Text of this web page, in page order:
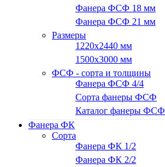
Фанера ФСФ 18 мм
Фанера ФСФ 21 мм
Размеры
1220х2440 мм
1500х3000 мм
ФСФ - сорта и толщины
Фанера ФСФ 4/4
Сорта фанеры ФСФ
Каталог фанеры ФСФ
Фанера ФК
Сорта
Фанера ФК 1/2
Фанера ФК 2/2